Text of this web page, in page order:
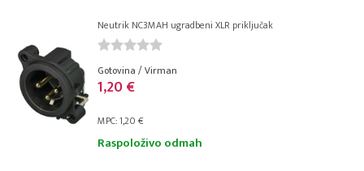
Neutrik NC3MAH ugradbeni XLR priključak
Gotovina / Virman
1,20 €
MPC: 1,20 €
Raspoloživo odmah